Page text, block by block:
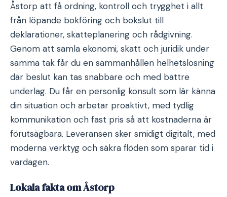
Åstorp att få ordning, kontroll och trygghet i allt
från löpande bokföring och bokslut till
deklarationer, skatteplanering och rådgivning.
Genom att samla ekonomi, skatt och juridik under
samma tak får du en sammanhållen helhetslösning
där beslut kan tas snabbare och med bättre
underlag. Du får en personlig konsult som lär känna
din situation och arbetar proaktivt, med tydlig
kommunikation och fast pris så att kostnaderna är
förutsägbara. Leveransen sker smidigt digitalt, med
moderna verktyg och säkra flöden som sparar tid i
vardagen.
Lokala fakta om Åstorp